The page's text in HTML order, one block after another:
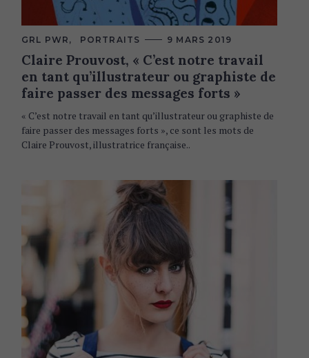
C
T
G
O
R
E
S
GRL PWR PORTRAITS 9 MARS 2019
Claire Prouvost, « C’est notre travail
en tant qu’illustrateur ou graphiste de
faire passer des messages forts »
« C’est notre travail en tant qu’illustrateur ou graphiste de
faire passer des messages forts », ce sont les mots de
Claire Prouvost, illustratrice française..